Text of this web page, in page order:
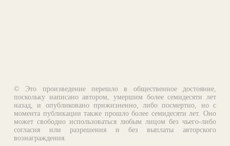
© Это произведение перешло в общественное достояние,
поскольку написано автором, умершим более семидесяти лет
назад, и опубликовано прижизненно, либо посмертно, но с
момента публикации также прошло более семидесяти лет. Оно
может свободно использоваться любым лицом без чьего-либо
согласия или разрешения и без выплаты авторского
вознаграждения.